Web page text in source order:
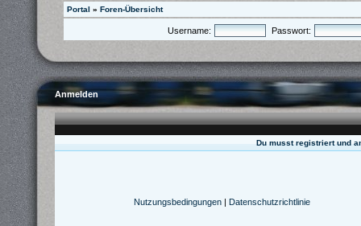
Portal » Foren-Übersicht
Username: Passwort:
Anmelden
Du musst registriert und
Nutzungsbedingungen| Datenschutzrichtlinie